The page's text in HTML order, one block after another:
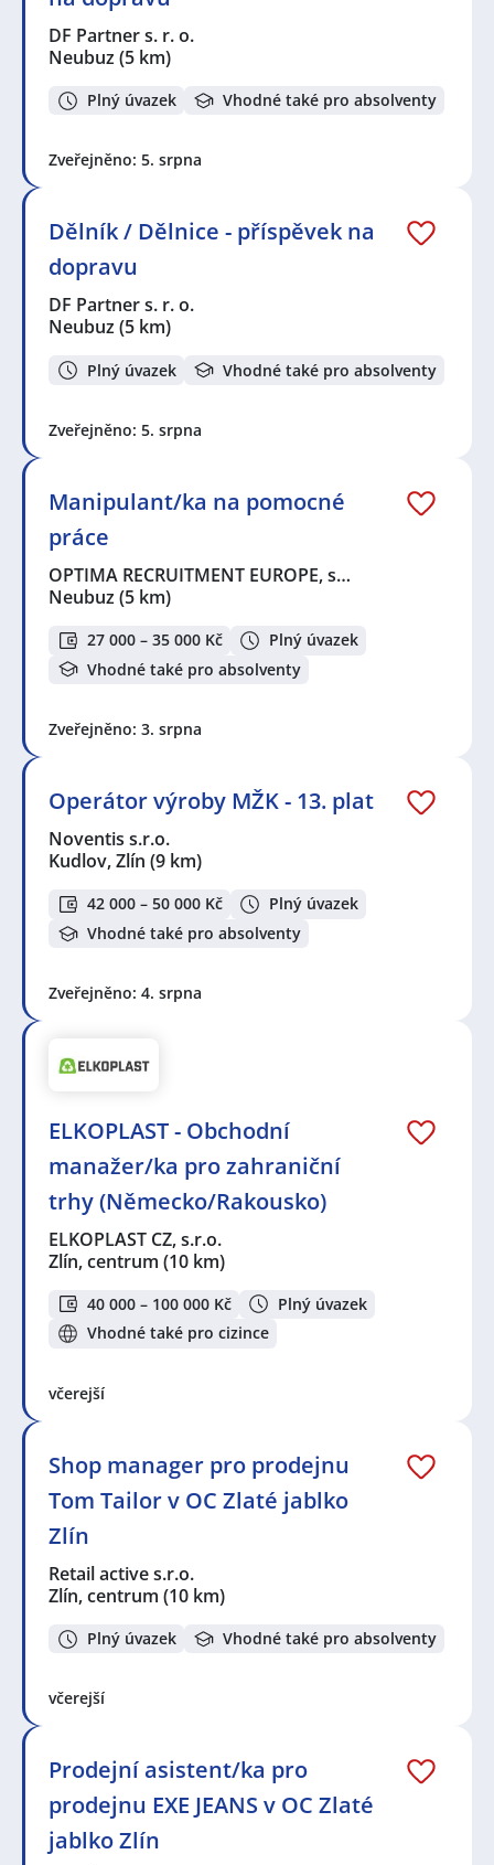
DF Partner s. r. o.
Neubuz (5 km)
Plný úvazek Vhodné také pro absolventy
Zveřejněno: 5. srpna
Dělník / Dělnice - příspěvek na
dopravu
DF Partner s. r. o.
Neubuz (5 km)
Plný úvazek Vhodné také pro absolventy
Zveřejněno: 5. srpna
Manipulant/ka na pomocné
práce
OPTIMA RECRUITMENT EUROPE, s…
Neubuz (5 km)
27 000 – 35 000 Kč
Plný úvazek
Vhodné také pro absolventy
Zveřejněno: 3. srpna
Operátor výroby MŽK - 13. plat
Noventis s.r.o.
Kudlov, Zlín (9 km)
42 000 – 50 000 Kč
Plný úvazek
Vhodné také pro absolventy
Zveřejněno: 4. srpna
ELKOPLAST - Obchodní
manažer/ka pro zahraniční
trhy (Německo/Rakousko)
ELKOPLAST CZ, s.r.o.
Zlín, centrum (10 km)
40 000 – 100 000 Kč
Plný úvazek
Vhodné také pro cizince
včerejší
Shop manager pro prodejnu
Tom Tailor v OC Zlaté jablko
Zlín
Retail active s.r.o.
Zlín, centrum (10 km)
Plný úvazek Vhodné také pro absolventy
včerejší
Prodejní asistent/ka pro
prodejnu EXE JEANS v OC Zlaté
jablko Zlín